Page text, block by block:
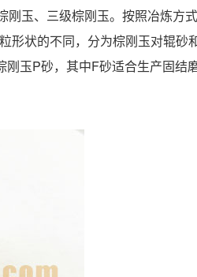
玉、三级棕刚玉。按照冶炼方
形状的不同，分为棕刚玉对辊砂
玉P砂，其中F砂适合生产固结